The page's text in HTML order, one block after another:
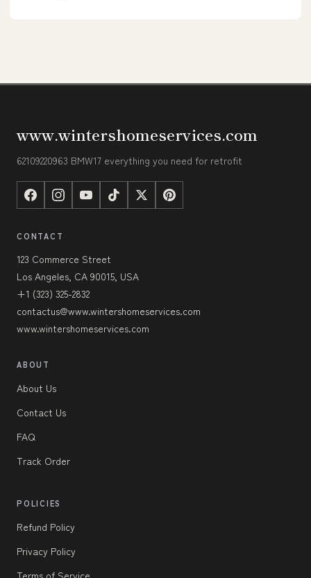
www.wintershomeservices.com
62109220963 BMW17 everything you need for retrofit
CONTACT
123 Commerce Street
Los Angeles, CA 90015, USA
+1 (323) 325-2832
contactus@www.wintershomeservices.com
www.wintershomeservices.com
ABOUT
About Us
Contact Us
FAQ
Track Order
POLICIES
Refund Policy
Privacy Policy